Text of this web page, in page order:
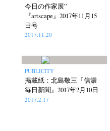
今日の作家展”
『artscape』2017年11月15
日号
2017.11.20
PUBLICITY
掲載紙：北島敬三『信濃
毎日新聞』2017年2月10日
2017.2.17